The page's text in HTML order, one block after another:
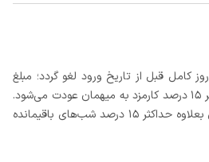
در صورتی که رزرو، حداقل 3 روز کامل قبل از تاریخ ورود لغو گردد؛ مبلغ
صورتحساب پس از کسر حداکثر 15 درصد کارمزد به میهمان عودت می‌شود.
در غیر اینصورت اجاره شب اول بعلاوه حداکثر 15 درصد شب‌های باقیمانده